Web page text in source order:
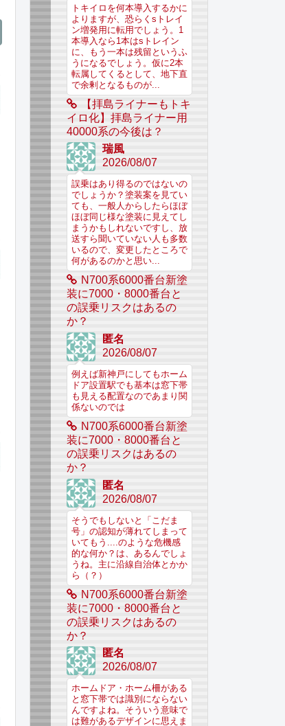
トキイロを何本導入するかに
よりますが、恐らくsトレイ
ン増発用に転用でしょう。1
本導入なら1本はsトレイン
に、もう一本は残留というふ
うになるでしょう。仮に2本
転属してくるとして、地下直
で余剰となるものが...
【拝島ライナーもトキ
イロ化】拝島ライナー用
40000系の今後は？
瑞風
2026/08/07
誤乗はあり得るのではないの
でしょうか？塗装案を見てい
ても、一般人からしたらほぼ
ほぼ同じ様な塗装に見えてし
まうかもしれないですし、放
送すら聞いていない人も多数
いるので、変更したところで
何があるのかと思い...
N700系6000番台新塗
装に7000・8000番台と
の誤乗リスクはあるの
か？
匿名
2026/08/07
例えば新神戸にしてもホーム
ドア設置駅でも基本は窓下帯
も見える配置なのであまり関
係ないのでは
N700系6000番台新塗
装に7000・8000番台と
の誤乗リスクはあるの
か？
匿名
2026/08/07
そうでもしないと「こだま
号」の認知が薄れてしまって
いてもう....のような危機感
的な何か？は、あるんでしょ
うね。主に沿線自治体とかか
ら（？）
N700系6000番台新塗
装に7000・8000番台と
の誤乗リスクはあるの
か？
匿名
2026/08/07
ホームドア・ホーム柵がある
と窓下帯では識別にならない
んですよね。そういう意味で
は難があるデザインに思えま